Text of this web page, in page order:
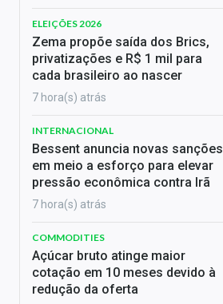
ELEIÇÕES 2026
Zema propõe saída dos Brics,
privatizações e R$ 1 mil para
cada brasileiro ao nascer
7 hora(s) atrás
INTERNACIONAL
Bessent anuncia novas sanções
em meio a esforço para elevar
pressão econômica contra Irã
7 hora(s) atrás
COMMODITIES
Açúcar bruto atinge maior
cotação em 10 meses devido à
redução da oferta